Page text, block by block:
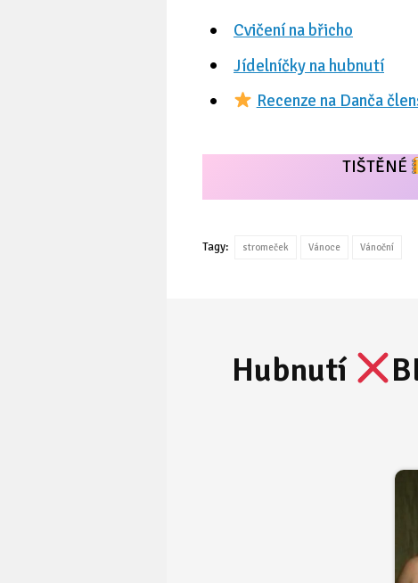
Cvičení na břicho
Jídelníčky na hubnutí
Recenze na Danča
TIŠTĚNÉ
Tagy: stromeček Vánoce Vánoční
Hubnutí